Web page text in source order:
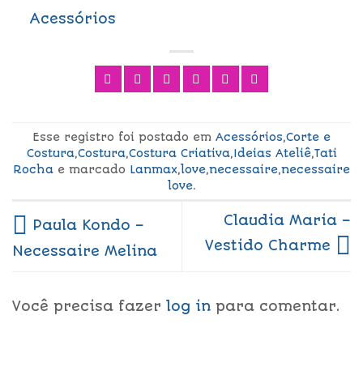
Acessórios
Esse registro foi postado em Acessórios,Corte e
Costura,Costura,Costura Criativa,Ideias Ateliê,Tati
Rocha e marcado Lanmax,love,necessaire,necessaire
love.
Paula Kondo –
Necessaire Melina
Claudia Maria –
Vestido Charme
Você precisa fazer log in para comentar.